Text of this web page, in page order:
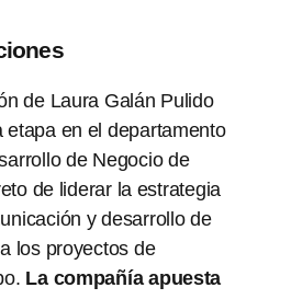
de Laura Galán Pulido
etapa en el departamento
de Negocio de
de liderar la estrategia
y desarrollo de
los proyectos de
La compañía apuesta